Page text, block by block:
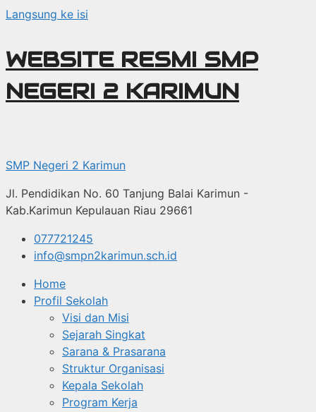
Langsung ke isi
WEBSITE RESMI SMP
NEGERI 2 KARIMUN
SMP Negeri 2 Karimun
Jl. Pendidikan No. 60 Tanjung Balai Karimun -
Kab.Karimun Kepulauan Riau 29661
077721245
info@smpn2karimun.sch.id
Home
Profil Sekolah
Visi dan Misi
Sejarah Singkat
Sarana & Prasarana
Struktur Organisasi
Kepala Sekolah
Program Kerja